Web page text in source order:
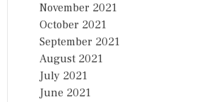
November 2021
October 2021
September 2021
August 2021
July 2021
June 2021